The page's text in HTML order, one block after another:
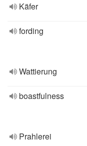
Käfer
fording
Wattierung
boastfulness
Prahlerei